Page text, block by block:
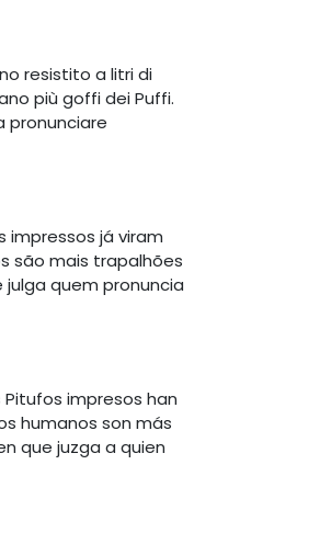
resistito a litri di
più goffi dei Puffi.
pronunciare
impressos já viram
são mais trapalhões
quem pronuncia
impresos han
humanos son más
que juzga a quien